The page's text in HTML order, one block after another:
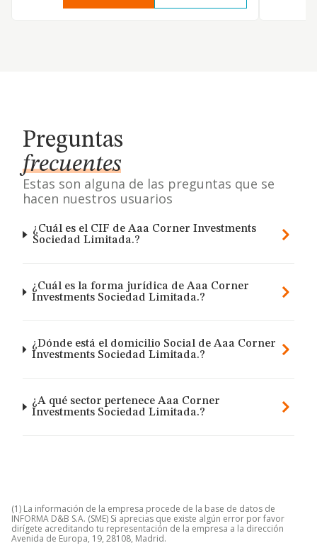
Preguntas
frecuentes
Estas son alguna de las preguntas que se
hacen nuestros usuarios
¿Cuál es el CIF de Aaa Corner Investments
Sociedad Limitada.?
¿Cuál es la forma jurídica de Aaa Corner
Investments Sociedad Limitada.?
¿Dónde está el domicilio Social de Aaa Corner
Investments Sociedad Limitada.?
¿A qué sector pertenece Aaa Corner
Investments Sociedad Limitada.?
(1) La información de la empresa procede de la base de datos de
INFORMA D&B S.A. (SME) Si aprecias que existe algún error por favor
dirígete acreditando tu representación de la empresa a la dirección
Avenida de Europa, 19, 28108, Madrid.